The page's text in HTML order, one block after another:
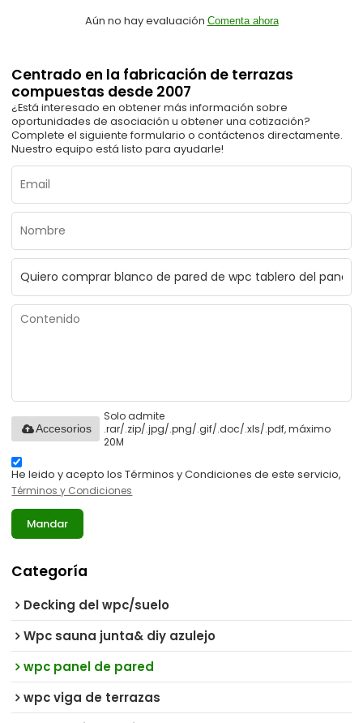
Aún no hay evaluación Comenta ahora
Centrado en la fabricación de terrazas
compuestas desde 2007
¿Está interesado en obtener más información sobre
oportunidades de asociación u obtener una cotización?
Complete el siguiente formulario o contáctenos directamente.
Nuestro equipo está listo para ayudarle!
Solo admite
.rar/.zip/.jpg/.png/.gif/.doc/.xls/.pdf, máximo
20M
Accesorios
He leido y acepto los Términos y Condiciones de este servicio,
Términos y Condiciones
Mandar
Categoría
Decking del wpc/suelo
Wpc sauna junta& diy azulejo
wpc panel de pared
wpc viga de terrazas